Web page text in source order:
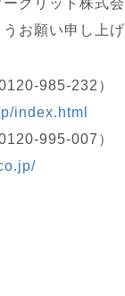
グリット株式
お願い申し上げ
985-232）
index.html
995-007）